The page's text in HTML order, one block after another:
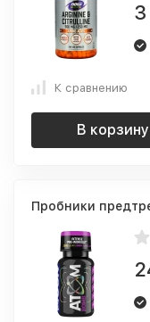
К сравнению
В корзину
Пробники